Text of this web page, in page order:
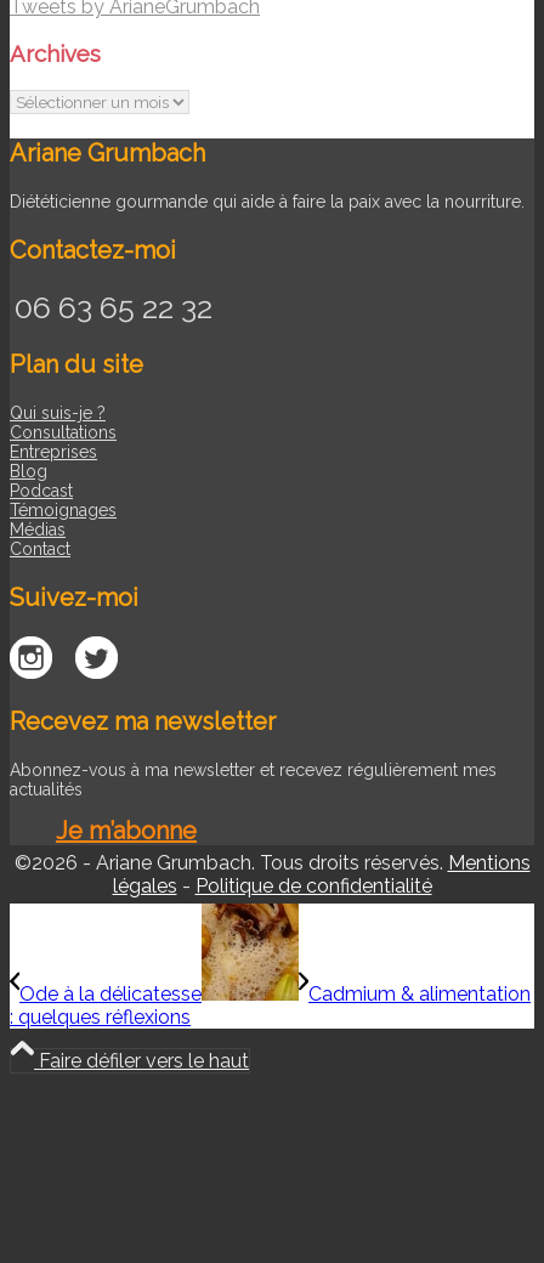
Tweets by ArianeGrumbach
Archives
Archives
Ariane Grumbach
Diététicienne gourmande qui aide à faire la paix avec la nourriture.
Contactez-moi
06 63 65 22 32
Plan du site
Qui suis-je ?
Consultations
Entreprises
Blog
Podcast
Témoignages
Médias
Contact
Suivez-moi
Recevez ma newsletter
Abonnez-vous à ma newsletter et recevez régulièrement mes
actualités
Je m’abonne
©2026 - Ariane Grumbach. Tous droits réservés. Mentions
légales - Politique de confidentialité
Ode à la délicatesse
Cadmium & alimentation
: quelques réflexions
Faire défiler vers le haut